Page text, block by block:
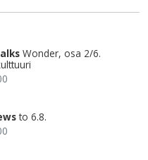
Wonder, osa 2/6.
to 6.8.